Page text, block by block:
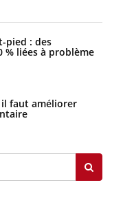
pied : des
% liées à problème
il faut améliorer